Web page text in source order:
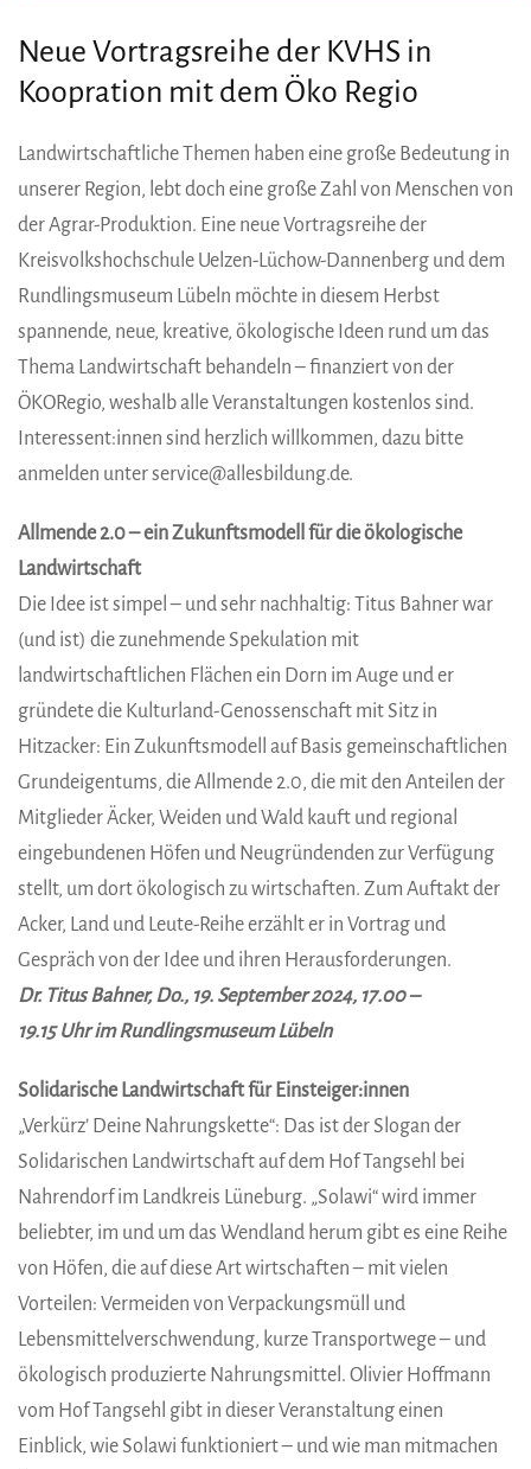
Neue Vortragsreihe der KVHS in
Koopration mit dem Öko Regio
Landwirtschaftliche Themen haben eine große Bedeutung in
unserer Region, lebt doch eine große Zahl von Menschen von
der Agrar-Produktion. Eine neue Vortragsreihe der
Kreisvolkshochschule Uelzen-Lüchow-Dannenberg und dem
Rundlingsmuseum Lübeln möchte in diesem Herbst
spannende, neue, kreative, ökologische Ideen rund um das
Thema Landwirtschaft behandeln – finanziert von der
ÖKORegio, weshalb alle Veranstaltungen kostenlos sind.
Interessent:innen sind herzlich willkommen, dazu bitte
anmelden unter service@allesbildung.de.
Allmende 2.0 – ein Zukunftsmodell für die ökologische
Landwirtschaft
Die Idee ist simpel – und sehr nachhaltig: Titus Bahner war
(und ist) die zunehmende Spekulation mit
landwirtschaftlichen Flächen ein Dorn im Auge und er
gründete die Kulturland-Genossenschaft mit Sitz in
Hitzacker: Ein Zukunftsmodell auf Basis gemeinschaftlichen
Grundeigentums, die Allmende 2.0, die mit den Anteilen der
Mitglieder Äcker, Weiden und Wald kauft und regional
eingebundenen Höfen und Neugründenden zur Verfügung
stellt, um dort ökologisch zu wirtschaften. Zum Auftakt der
Acker, Land und Leute-Reihe erzählt er in Vortrag und
Gespräch von der Idee und ihren Herausforderungen.
Dr. Titus Bahner, Do., 19. September 2024, 17.00 –
19.15 Uhr im Rundlingsmuseum Lübeln
Solidarische Landwirtschaft für Einsteiger:innen
„Verkürz’ Deine Nahrungskette“: Das ist der Slogan der
Solidarischen Landwirtschaft auf dem Hof Tangsehl bei
Nahrendorf im Landkreis Lüneburg. „Solawi“ wird immer
beliebter, im und um das Wendland herum gibt es eine Reihe
von Höfen, die auf diese Art wirtschaften – mit vielen
Vorteilen: Vermeiden von Verpackungsmüll und
Lebensmittelverschwendung, kurze Transportwege – und
ökologisch produzierte Nahrungsmittel. Olivier Hoffmann
vom Hof Tangsehl gibt in dieser Veranstaltung einen
Einblick, wie Solawi funktioniert – und wie man mitmachen